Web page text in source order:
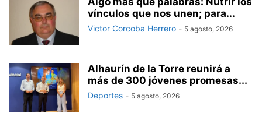
vínculos que nos unen; para...
Victor Corcoba Herrero - 5 agosto, 2026
Alhaurín de la Torre reunirá a
más de 300 jóvenes promesas...
Deportes - 5 agosto, 2026